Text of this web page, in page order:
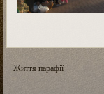
Життя парафії